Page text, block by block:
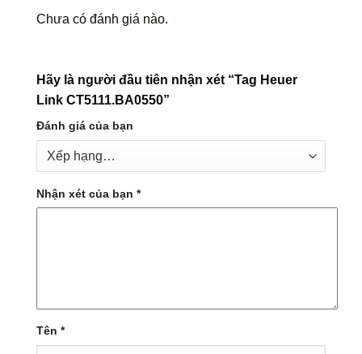
Chưa có đánh giá nào.
Hãy là người đầu tiên nhận xét “Tag Heuer
Link CT5111.BA0550”
Đánh giá của bạn
Nhận xét của bạn *
Tên *